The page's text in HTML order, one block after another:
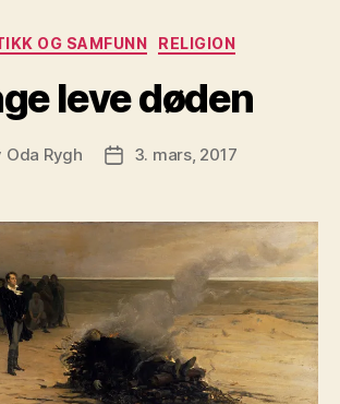
Kategorier
OG SAMFUNN RELIGION
leve døden
Oda Rygh Publiseringsdato
3. mars, 2017